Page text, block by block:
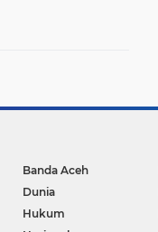
Banda Aceh
Dunia
Hukum